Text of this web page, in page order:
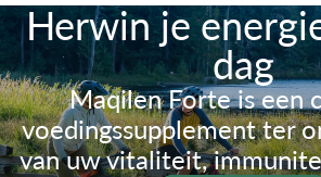
Herwin je
dag
Maqilen Forte is een
voedingssupplement ter
van uw vitaliteit,